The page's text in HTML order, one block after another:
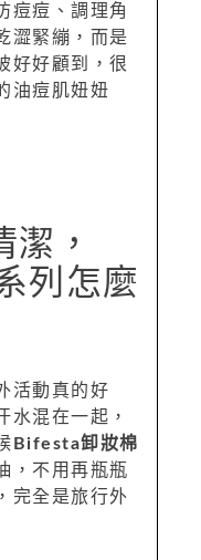
痘痘、調理角
澀緊繃，而是
好好顧到，很
油痘肌妞妞
，
列怎麼
活動真的好
水混在一起，
Bifesta卸妝棉
，不用再瓶瓶
完全是旅行外